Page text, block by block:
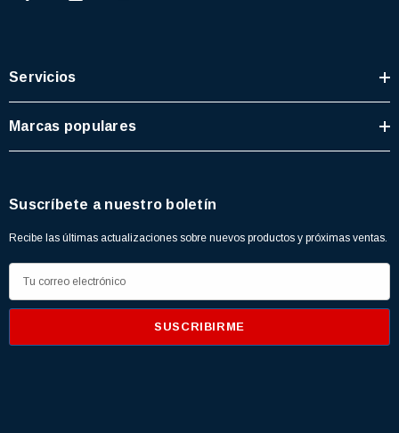
Servicios
Marcas populares
Suscríbete a nuestro boletín
Recibe las últimas actualizaciones sobre nuevos productos y próximas ventas.
i
e